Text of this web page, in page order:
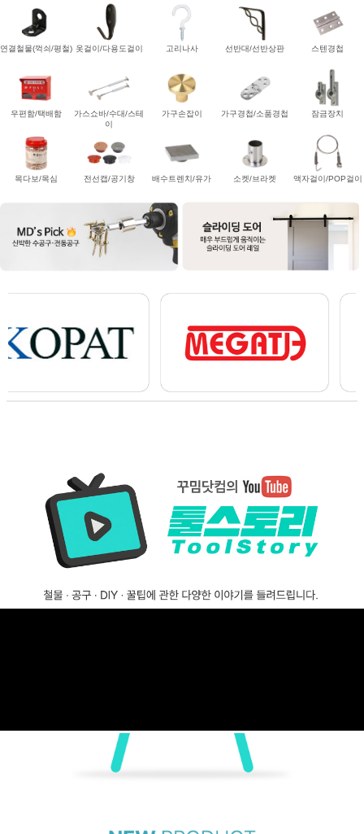
연결철물(꺽쇠/평철) 옷걸이/다용도걸이 고리나사 선반대/선반상판 스텐경첩
우편함/택배함
가스쇼바/수대/스테
이
가구손잡이 가구경첩/소품경첩 잠금장치
목다보/목심 전선캡/공기창 배수트렌치/유가 소켓/브라켓 액자걸이/POP걸이